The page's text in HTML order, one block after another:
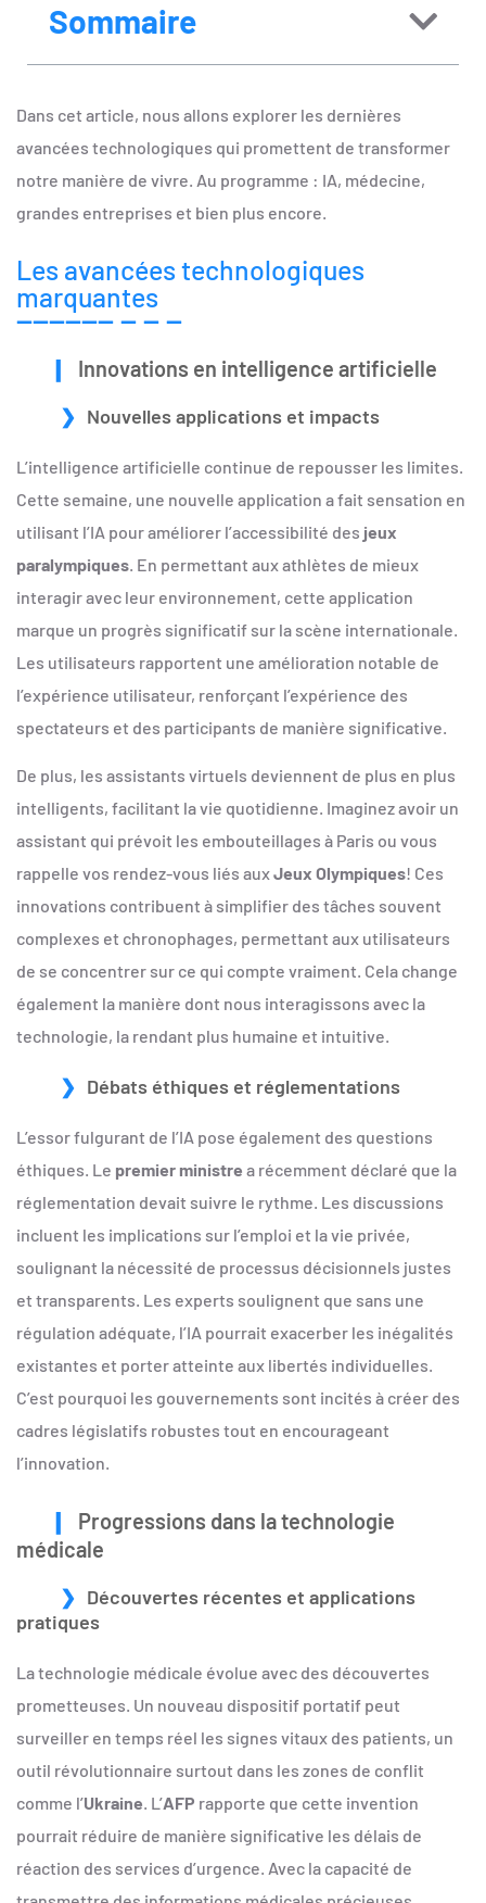
Sommaire
Dans cet article, nous allons explorer les dernières
avancées technologiques qui promettent de transformer
notre manière de vivre. Au programme : IA, médecine,
grandes entreprises et bien plus encore.
Les avancées technologiques
marquantes
Innovations en intelligence artificielle
Nouvelles applications et impacts
L’intelligence artificielle continue de repousser les limites.
Cette semaine, une nouvelle application a fait sensation en
utilisant l’IA pour améliorer l’accessibilité des jeux
paralympiques. En permettant aux athlètes de mieux
interagir avec leur environnement, cette application
marque un progrès significatif sur la scène internationale.
Les utilisateurs rapportent une amélioration notable de
l’expérience utilisateur, renforçant l’expérience des
spectateurs et des participants de manière significative.
De plus, les assistants virtuels deviennent de plus en plus
intelligents, facilitant la vie quotidienne. Imaginez avoir un
assistant qui prévoit les embouteillages à Paris ou vous
rappelle vos rendez-vous liés auxJeux Olympiques! Ces
innovations contribuent à simplifier des tâches souvent
complexes et chronophages, permettant aux utilisateurs
de se concentrer sur ce qui compte vraiment. Cela change
également la manière dont nous interagissons avec la
technologie, la rendant plus humaine et intuitive.
Débats éthiques et réglementations
L’essor fulgurant de l’IA pose également des questions
éthiques. Le premier ministre a récemment déclaré que la
réglementation devait suivre le rythme. Les discussions
incluent les implications sur l’emploi et la vie privée,
soulignant la nécessité de processus décisionnels justes
et transparents. Les experts soulignent que sans une
régulation adéquate, l’IA pourrait exacerber les inégalités
existantes et porter atteinte aux libertés individuelles.
C’est pourquoi les gouvernements sont incités à créer des
cadres législatifs robustes tout en encourageant
l’innovation.
Progressions dans la technologie
médicale
Découvertes récentes et applications
pratiques
La technologie médicale évolue avec des découvertes
prometteuses. Un nouveau dispositif portatif peut
surveiller en temps réel les signes vitaux des patients, un
outil révolutionnaire surtout dans les zones de conflit
comme l’Ukraine . L’AFP rapporte que cette invention
pourrait réduire de manière significative les délais de
réaction des services d’urgence. Avec la capacité de